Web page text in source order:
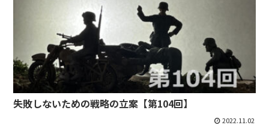
失敗しないための戦略の立案【第104回】
2022.11.02